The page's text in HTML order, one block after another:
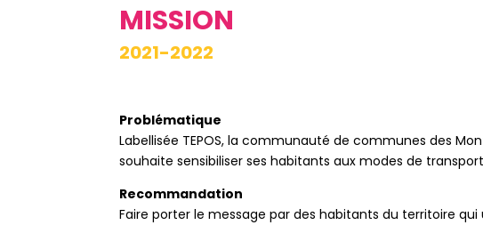
MISSION
2021-2022
Problématique
Labellisée TEPOS, la communauté de communes des
souhaite sensibiliser ses habitants aux modes de
Recommandation
Faire porter le message par des habitants du territoire